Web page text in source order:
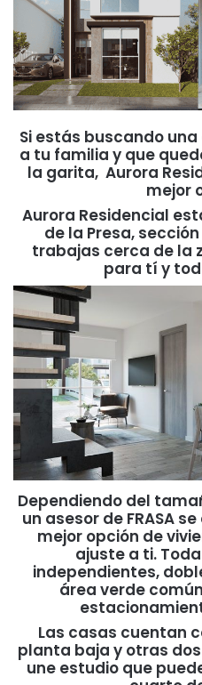
Si estás buscando
a tu familia y que
la garita, Aurora
mejor
Aurora Residencial
de la Presa,
trabajas cerca de la
para tí y
Dependiendo del
un asesor de FRASA
mejor opción de
ajuste a ti.
independientes,
área verde
Las casas cuentan
planta baja y otras
une estudio que